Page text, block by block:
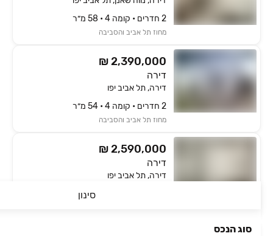
סינון
סוג הנכס
2 חדרים • קומה ‎4‏ • 58 מ״ר
מחוז תל אביב והסביבה
₪ 2,390,000
דירה
דירה, תל אביב יפו
2 חדרים • קומה ‎4‏ • 54 מ״ר
מחוז תל אביב והסביבה
₪ 2,590,000
דירה
דירה, תל אביב יפו